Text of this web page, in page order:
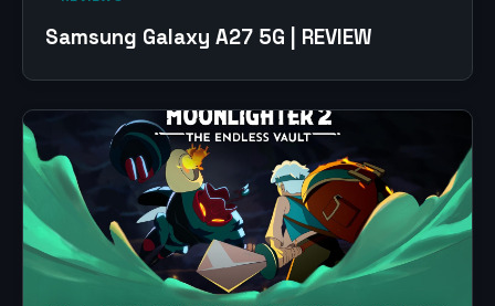
Samsung Galaxy A27 5G | REVIEW